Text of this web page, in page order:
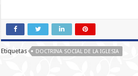
Etiquetas DOCTRINA SOCIAL DE LA IGLESIA